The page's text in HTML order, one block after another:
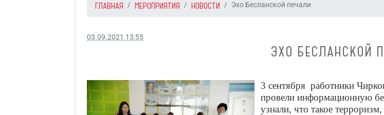
ГЛАВНАЯ МЕРОПРИЯТИЯ НОВОСТИ Эхо Бесланской печали
03.09.2021 13:55
ЭХО БЕСЛАНСКОЙ
3 сентября работники
провели информационную
узнали, что такое